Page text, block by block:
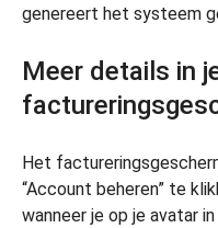
genereert het systeem
Meer details in
Het
“Account beheren” te
wanneer je op je avatar